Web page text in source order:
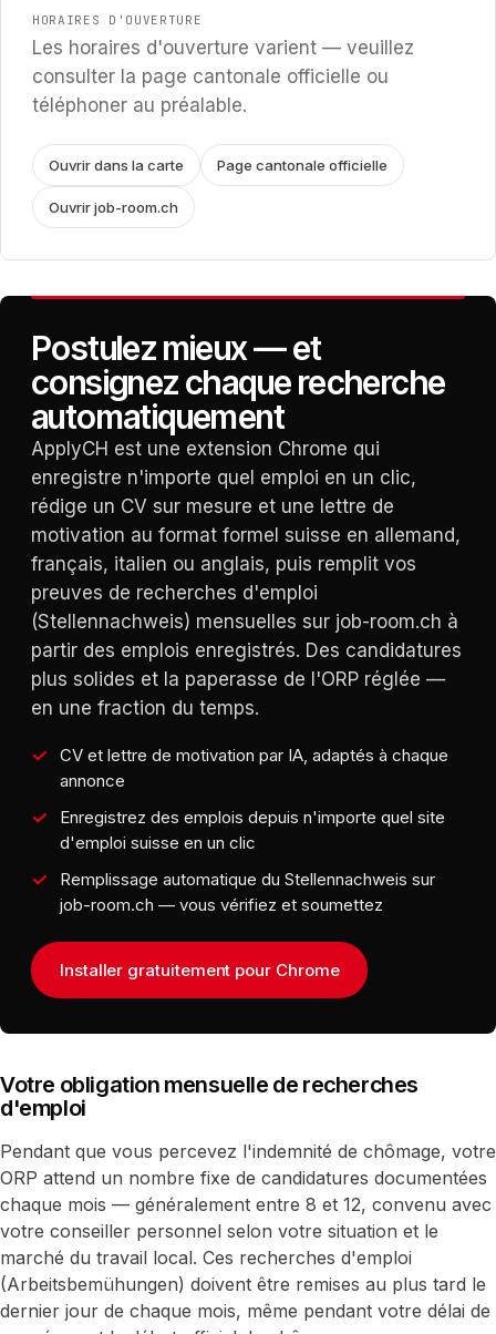
HORAIRES D'OUVERTURE
Les horaires d'ouverture varient — veuillez
consulter la page cantonale officielle ou
téléphoner au préalable.
Ouvrir dans la carte Page cantonale officielle
Ouvrir job-room.ch
Postulez mieux — et
consignez chaque recherche
automatiquement
ApplyCH est une extension Chrome qui
enregistre n'importe quel emploi en un clic,
rédige un CV sur mesure et une lettre de
motivation au format formel suisse en allemand,
français, italien ou anglais, puis remplit vos
preuves de recherches d'emploi
(Stellennachweis) mensuelles sur job-room.ch à
partir des emplois enregistrés. Des candidatures
plus solides et la paperasse de l'ORP réglée —
en une fraction du temps.
CV et lettre de motivation par IA, adaptés à chaque
annonce
Enregistrez des emplois depuis n'importe quel site
d'emploi suisse en un clic
Remplissage automatique du Stellennachweis sur
job-room.ch — vous vérifiez et soumettez
Installer gratuitement pour Chrome
Votre obligation mensuelle de recherches
d'emploi
Pendant que vous percevez l'indemnité de chômage, votre
ORP attend un nombre fixe de candidatures documentées
chaque mois — généralement entre 8 et 12, convenu avec
votre conseiller personnel selon votre situation et le
marché du travail local. Ces recherches d'emploi
(Arbeitsbemühungen) doivent être remises au plus tard le
dernier jour de chaque mois, même pendant votre délai de